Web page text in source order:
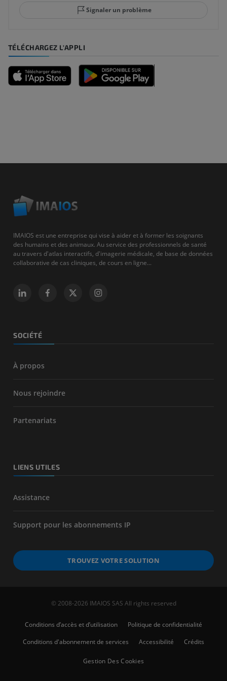
Signaler un problème
TÉLÉCHARGEZ L'APPLI
IMAIOS est une entreprise qui vise à aider et à former les soignants
des humains et des animaux. Au service des professionnels de santé
au travers d'atlas interactifs, d'imagerie médicale, de base de données
collaborative de cas cliniques, de cours en ligne...
SOCIÉTÉ
À propos
Nous rejoindre
Partenariats
LIENS UTILES
Assistance
Support pour les abonnements IP
TROUVEZ VOTRE SOLUTION
© 2008-2026 IMAIOS SAS All rights reserved
Conditions d’accès et d’utilisation
Politique de confidentialité
Conditions d'abonnement de services
Accessibilité Crédits
Gestion Des Cookies